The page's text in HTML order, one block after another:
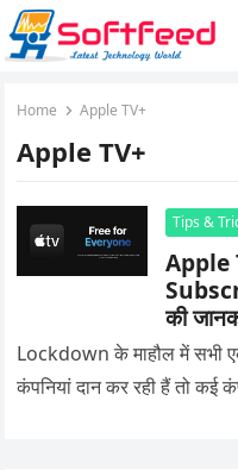
Home Apple TV+
Apple TV+
Tips &
Apple
की
Lockdown के माहौल में सभी
कंपनियां दान कर रही हैं तो